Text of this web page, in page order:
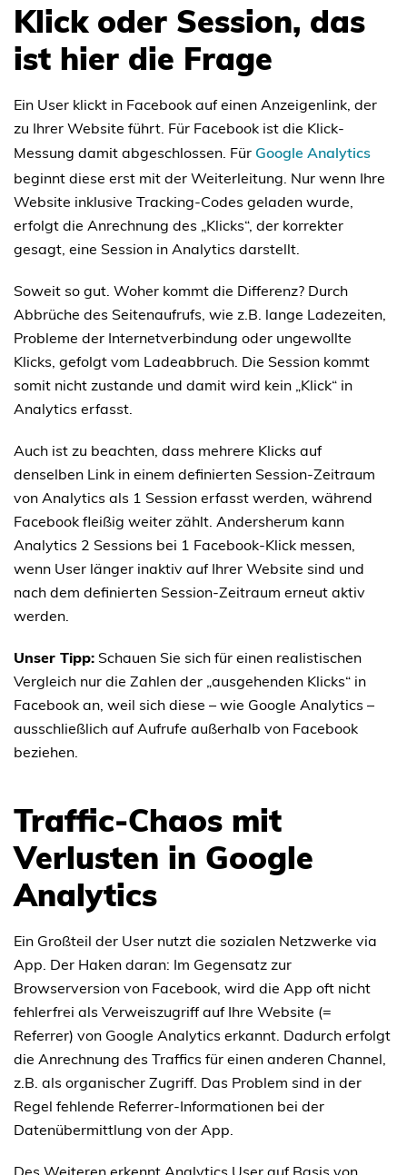
Klick oder Session, das
ist hier die Frage
Ein User klickt in Facebook auf einen Anzeigenlink, der
zu Ihrer Website führt. Für Facebook ist die Klick-
Messung damit abgeschlossen. Für Google Analytics
beginnt diese erst mit der Weiterleitung. Nur wenn Ihre
Website inklusive Tracking-Codes geladen wurde,
erfolgt die Anrechnung des „Klicks“, der korrekter
gesagt, eine Session in Analytics darstellt.
Soweit so gut. Woher kommt die Differenz? Durch
Abbrüche des Seitenaufrufs, wie z.B. lange Ladezeiten,
Probleme der Internetverbindung oder ungewollte
Klicks, gefolgt vom Ladeabbruch. Die Session kommt
somit nicht zustande und damit wird kein „Klick“ in
Analytics erfasst.
Auch ist zu beachten, dass mehrere Klicks auf
denselben Link in einem definierten Session-Zeitraum
von Analytics als 1 Session erfasst werden, während
Facebook fleißig weiter zählt. Andersherum kann
Analytics 2 Sessions bei 1 Facebook-Klick messen,
wenn User länger inaktiv auf Ihrer Website sind und
nach dem definierten Session-Zeitraum erneut aktiv
werden.
Unser Tipp: Schauen Sie sich für einen realistischen
Vergleich nur die Zahlen der „ausgehenden Klicks“ in
Facebook an, weil sich diese – wie Google Analytics –
ausschließlich auf Aufrufe außerhalb von Facebook
beziehen.
Traffic-Chaos mit
Verlusten in Google
Analytics
Ein Großteil der User nutzt die sozialen Netzwerke via
App. Der Haken daran: Im Gegensatz zur
Browserversion von Facebook, wird die App oft nicht
fehlerfrei als Verweiszugriff auf Ihre Website (=
Referrer) von Google Analytics erkannt. Dadurch erfolgt
die Anrechnung des Traffics für einen anderen Channel,
z.B. als organischer Zugriff. Das Problem sind in der
Regel fehlende Referrer-Informationen bei der
Datenübermittlung von der App.